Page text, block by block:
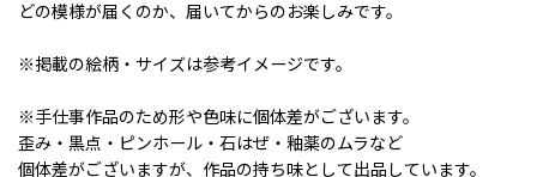
どの模様が届くのか、届いてからのお楽しみです。
※掲載の絵柄・サイズは参考イメージです。
※手仕事作品のため形や色味に個体差がございます。
歪み・黒点・ピンホール・石はぜ・釉薬のムラなど
個体差がございますが、作品の持ち味として出品しています。